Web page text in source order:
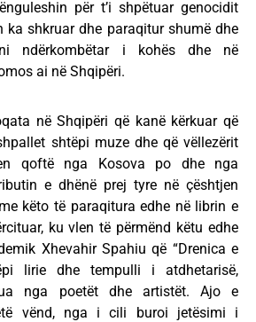
për t’i shpëtuar genocidit
ka shkruar dhe paraqitur shumë dhe
ndërkombëtar i kohës dhe në
ai në Shqipëri.
në Shqipëri që kanë kërkuar që
shtëpi muze dhe që vëllezërit
qoftë nga Kosova po dhe nga
e dhënë prej tyre në çështjen
këto të paraqitura edhe në librin e
ku vlen të përmënd këtu edhe
Xhevahir Spahiu që “Drenica e
lirie dhe tempulli i atdhetarisë,
nga poetët dhe artistët. Ajo e
vënd, nga i cili buroi jetësimi i